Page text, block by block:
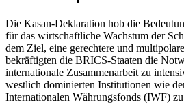
Die Kasan-Deklaration hob die
für das wirtschaftliche Wachstum der
dem Ziel, eine gerechtere und
bekräftigten die BRICS-Staaten die
internationale Zusammenarbeit zu
westlich dominierten Institutionen wie
Internationalen Währungsfonds (IWF)